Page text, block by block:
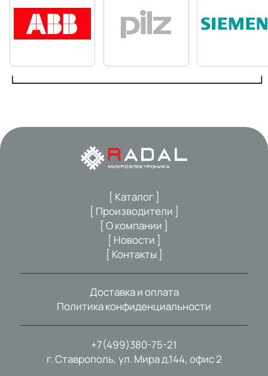
+7(499)380-75-21
г. Ставрополь, ул. Мира д.144, офис 2
[ Каталог ]
[ Производители ]
[ О компании ]
[ Новости ]
[ Контакты ]
Доставка и оплата
Политика конфиденциальности